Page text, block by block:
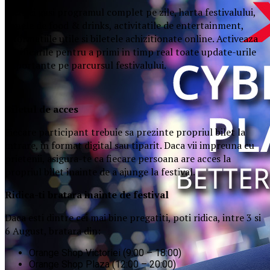
Aici vei gasi programul complet pe zile, harta festivalului,
zonele de food & drinks, activitatile de entertainment,
informatiile utile si biletele achizitionate online. Activeaza
notificarile pentru a primi in timp real toate update-urile
importante pe parcursul festivalului.
Biletul de acces
Fiecare participant trebuie sa prezinte propriul bilet la
intrare, in format digital sau tiparit. Daca vii impreuna cu
prietenii, asigura-te ca fiecare persoana are acces la
propriul bilet inainte de a ajunge la festival.
Ridica-t
atarainainte de festival
Daca esti dintre cei mai bine pregatiti, poti ridica, intre 3 si
6 August, bratara din:
Orange Shop Victoriei (9:00 – 18:00)
Orange Shop Plaza (12:00 – 20:00)